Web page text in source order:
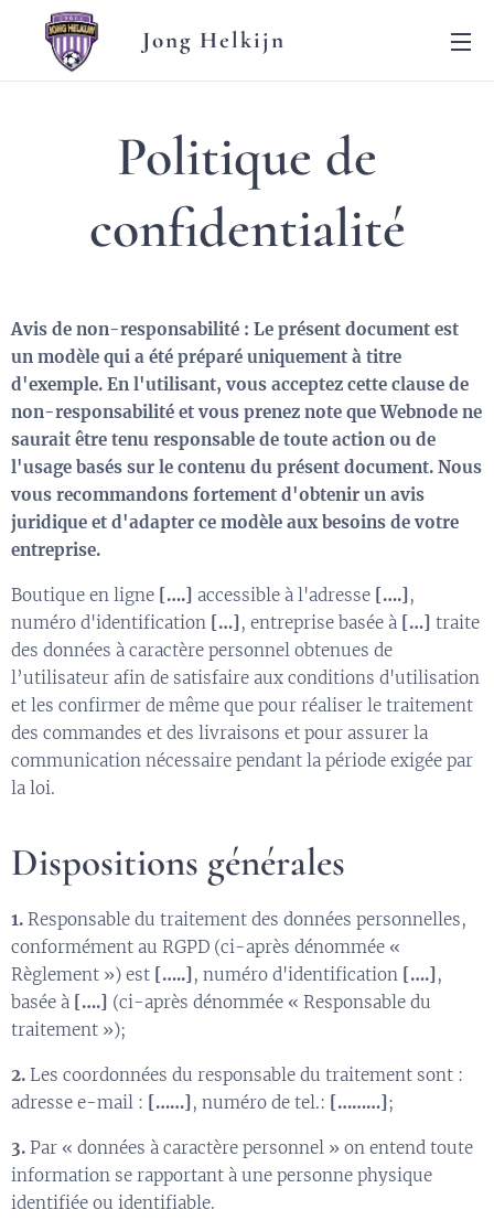
Jong Helkijn
Politique de
confidentialité
Avis de non-responsabilité : Le présent document est
un modèle qui a été préparé uniquement à titre
d'exemple. En l'utilisant, vous acceptez cette clause de
non-responsabilité et vous prenez note que Webnode ne
saurait être tenu responsable de toute action ou de
l'usage basés sur le contenu du présent document. Nous
vous recommandons fortement d'obtenir un avis
juridique et d'adapter ce modèle aux besoins de votre
entreprise.
Boutique en ligne [….] accessible à l'adresse [….],
numéro d'identification […], entreprise basée à […] traite
des données à caractère personnel obtenues de
l’utilisateur afin de satisfaire aux conditions d'utilisation
et les confirmer de même que pour réaliser le traitement
des commandes et des livraisons et pour assurer la
communication nécessaire pendant la période exigée par
la loi.
Dispositions générales
1. Responsable du traitement des données personnelles,
conformément au RGPD (ci-après dénommée «
Règlement ») est […..], numéro d'identification [….],
basée à [….] (ci-après dénommée « Responsable du
traitement »);
2. Les coordonnées du responsable du traitement sont :
adresse e-mail : [……], numéro de tel.: [………];
3. Par « données à caractère personnel » on entend toute
information se rapportant à une personne physique
identifiée ou identifiable.